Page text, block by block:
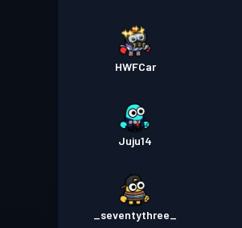
HWFCar
Juju14
_seventythree_